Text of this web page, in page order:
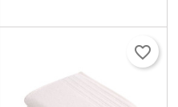
favorite_border